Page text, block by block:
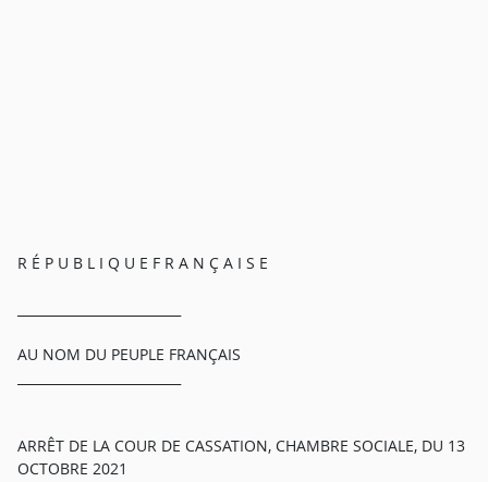
R É P U B L I Q U E F R A N Ç A I S E
AU NOM DU PEUPLE FRANÇAIS
ARRÊT DE LA COUR DE CASSATION, CHAMBRE SOCIALE, DU 13
OCTOBRE 2021